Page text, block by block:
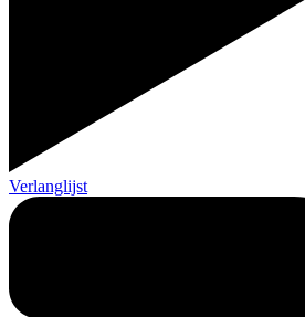
Verlanglijst